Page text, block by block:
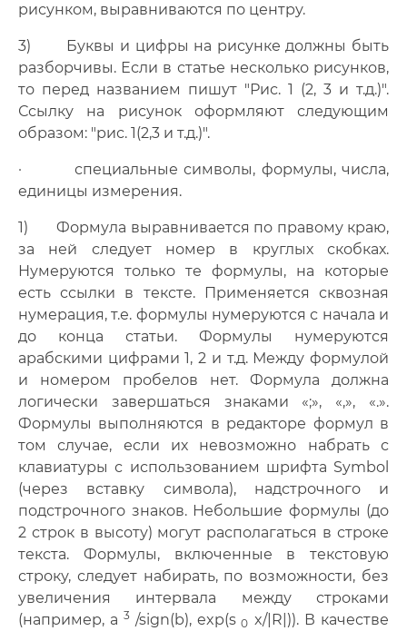
рисунком, выравниваются по центру.
3) Буквы и цифры на рисунке должны быть
разборчивы. Если в статье несколько рисунков,
то перед названием пишут "Рис. 1 (2, 3 и т.д.)".
Ссылку на рисунок оформляют следующим
образом: "рис. 1(2,3 и т.д.)".
· специальные символы, формулы, числа,
единицы измерения.
1) Формула выравнивается по правому краю,
за ней следует номер в круглых скобках.
Нумеруются только те формулы, на которые
есть ссылки в тексте. Применяется сквозная
нумерация, т.е. формулы нумеруются с начала и
до конца статьи. Формулы нумеруются
арабскими цифрами 1, 2 и т.д. Между формулой
и номером пробелов нет. Формула должна
логически завершаться знаками «;», «,», «.».
Формулы выполняются в редакторе формул в
том случае, если их невозможно набрать с
клавиатуры с использованием шрифта Symbol
(через вставку символа), надстрочного и
подстрочного знаков. Небольшие формулы (до
2 строк в высоту) могут располагаться в строке
текста. Формулы, включенные в текстовую
строку, следует набирать, по возможности, без
увеличения интервала между строками
(например, a 3/sign(b), exp(s 0 x/|R|)). В ка­честве